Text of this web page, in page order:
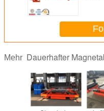
Mehr Dauerhafter